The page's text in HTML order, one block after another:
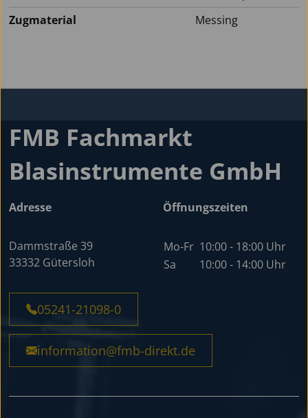
Zugmaterial
Messing
FMB Fachmarkt
Blasinstrumente GmbH
Adresse
Dammstraße 39
33332 Gütersloh
Öffnungszeiten
Mo-Fr 10:00 - 18:00 Uhr
Sa
10:00 - 14:00 Uhr
05241-21098-0
information@fmb-direkt.de